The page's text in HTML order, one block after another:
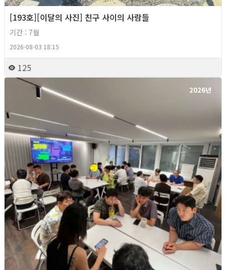
[193호][이달의 사진] 친구 사이의 사람들
기간 : 7월
2026-08-03 18:15
125
2026년